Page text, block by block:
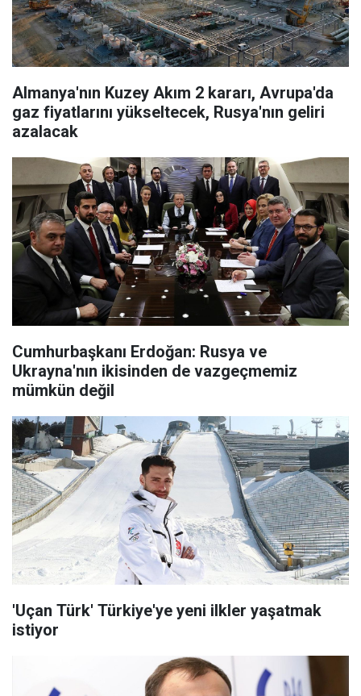
Almanya'nın Kuzey Akım 2 kararı, Avrupa'da
gaz fiyatlarını yükseltecek, Rusya'nın geliri
azalacak
Cumhurbaşkanı Erdoğan: Rusya ve
Ukrayna'nın ikisinden de vazgeçmemiz
mümkün değil
'Uçan Türk' Türkiye'ye yeni ilkler yaşatmak
istiyor